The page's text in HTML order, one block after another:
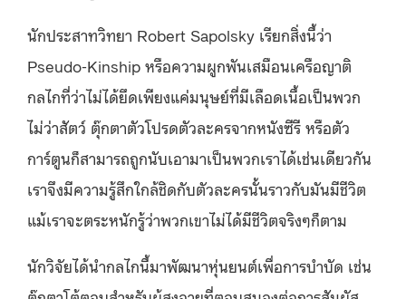
นักประสาทวิทยา Robert Sapolsky เรียกสิ่งนี้ว่า
Pseudo-Kinship หรือความผูกพันเสมือนเครือญาติ
กลไกที่ว่าไม่ได้ยึดเพียงแค่มนุษย์ที่มีเลือดเนื้อเป็นพวก
ไม่ว่าสัตว์ ตุ๊กตาตัวโปรดตัวละครจากหนังซีรี หรือตัว
การ์ตูนก็สามารถถูกนับเอามาเป็นพวกเราได้เช่นเดียวกัน
เราจึงมีความรู้สึกใกล้ชิดกับตัวละครนั้นราวกับมันมีชีวิต
แม้เราจะตระหนักรู้ว่าพวกเขาไม่ได้มีชีวิตจริงๆก็ตาม
นักวิจัยได้นำกลไกนี้มาพัฒนาหุ่นยนต์เพื่อการบำบัด เช่น